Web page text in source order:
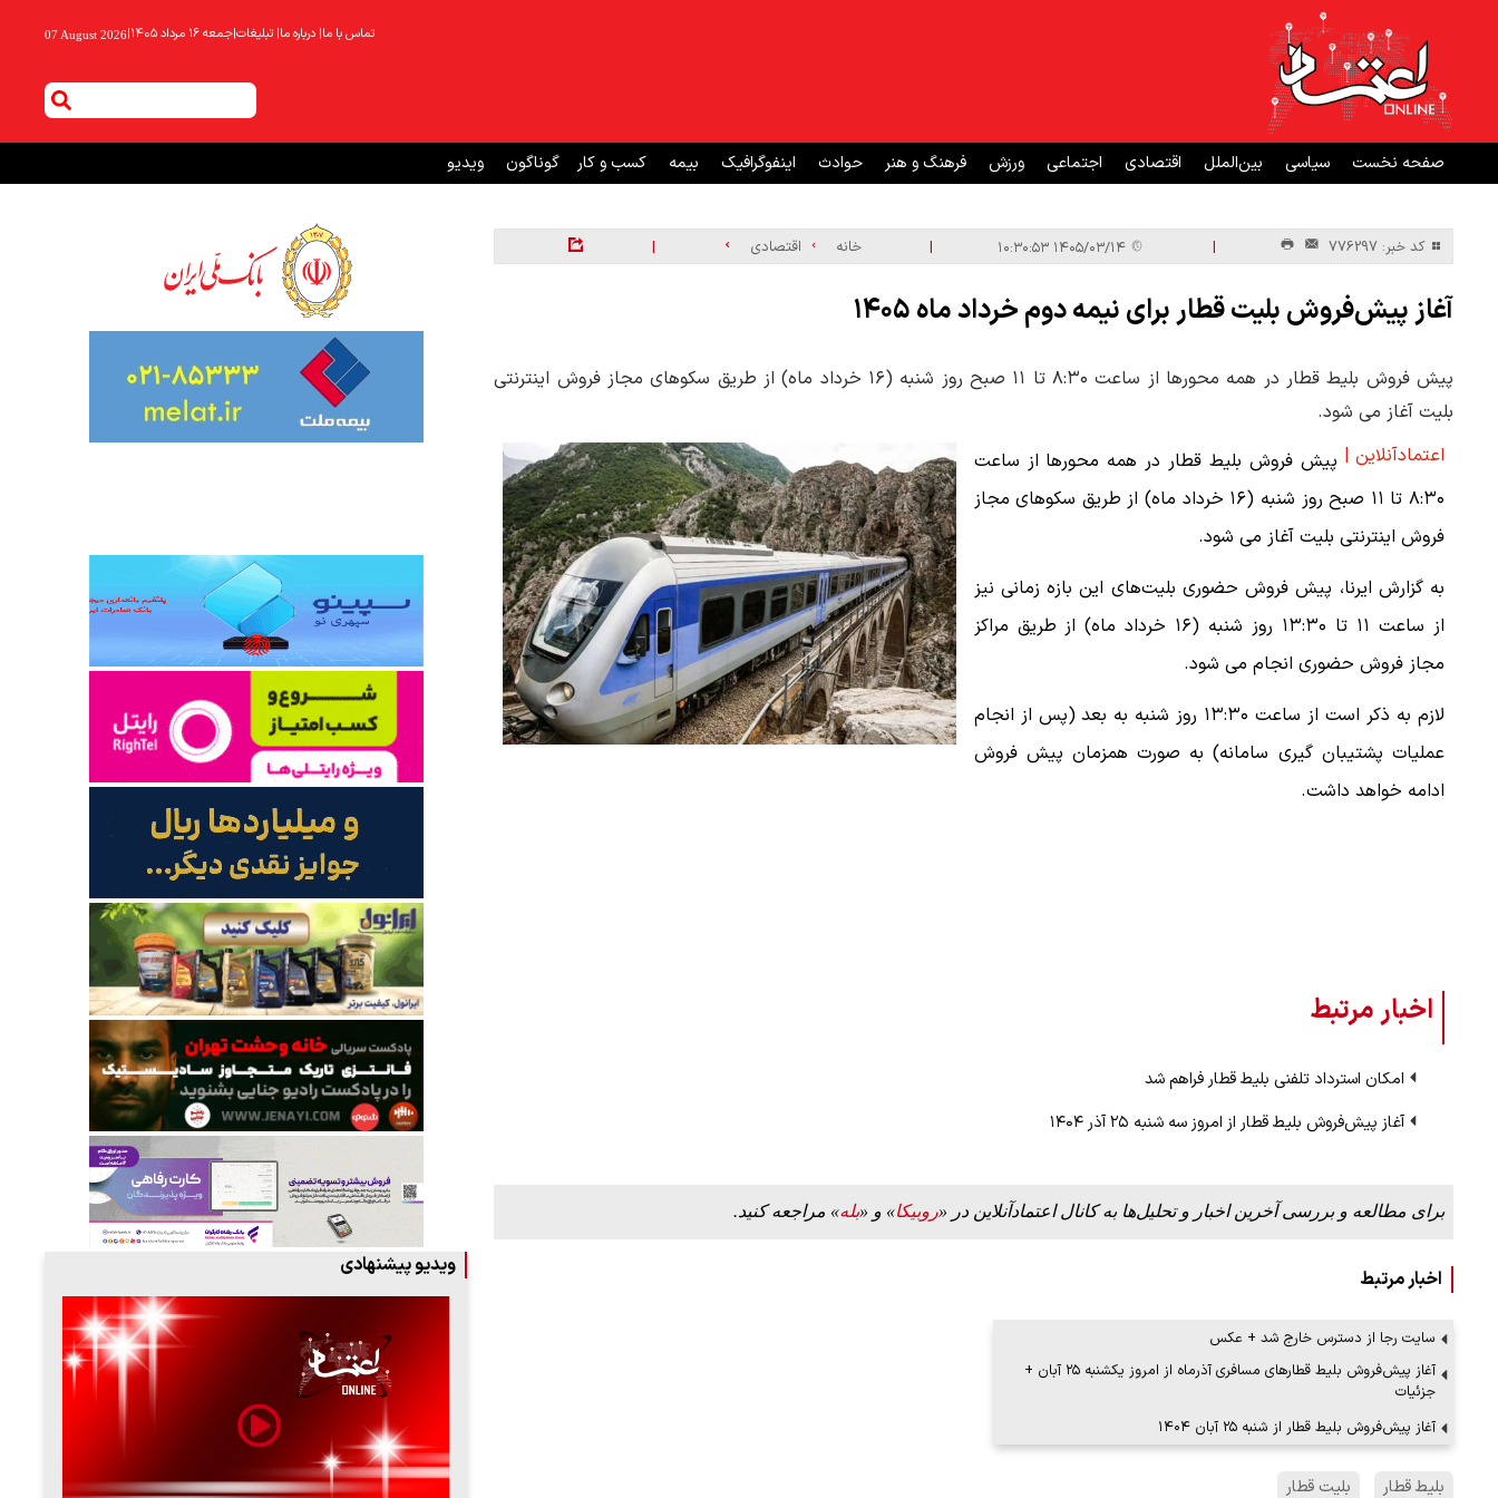
تماس با ما| درباره ما| تبلیغات|جمعه ۱۶ مرداد ۱۴۰۵ |
07 August 2026
صفحه نخست سیاسی بین‌الملل اقتصادی اجتماعی ورزش فرهنگ و هنر حوادث اینفوگرافیک بیمه کسب و کار گوناگون ویدیو
کد خبر: 776297 | ۱۴۰۵/۰۳/۱۴ ۱۰:۳۰:۵۳ | خانه اقتصادی |
آغاز پیش‌فروش بلیت قطار برای نیمه دوم خرداد ماه ۱۴۰۵
پیش فروش بلیط قطار در همه محورها از ساعت ۸:۳۰ تا ۱۱ صبح روز شنبه (۱۶ خرداد ماه) از طریق سکوهای مجاز فروش اینترنتی
بلیت آغاز می شود.
اعتمادآنلاین | پیش فروش بلیط قطار در همه محورها از ساعت
۸:۳۰ تا ۱۱ صبح روز شنبه (۱۶ خرداد ماه) از طریق سکوهای مجاز
فروش اینترنتی بلیت آغاز می شود.
به گزارش ایرنا، پیش فروش حضوری بلیت‌های این بازه زمانی نیز
از ساعت ۱۱ تا ۱۳:۳۰ روز شنبه (۱۶ خرداد ماه) از طریق مراکز
مجاز فروش حضوری انجام می شود.
لازم به ذکر است از ساعت ۱۳:۳۰ روز شنبه به بعد (پس از انجام
عملیات پشتیبان گیری سامانه) به صورت همزمان پیش فروش
ادامه خواهد داشت.
اخبار مرتبط
امکان استرداد تلفنی بلیط قطار فراهم شد
آغاز پیش‌فروش بلیط قطار از امروز سه شنبه ۲۵ آذر ۱۴۰۴
برای مطالعه و بررسی آخرین اخبار و تحلیل‌ها به کانال اعتمادآنلاین در «روبیکا» و «بله» مراجعه کنید.
اخبار مرتبط
سایت رجا از دسترس خارج شد + عکس
آغاز پیش‌فروش بلیط قطارهای مسافری آذرماه از امروز یکشنبه ۲۵ آبان +
جزئیات
آغاز پیش‌فروش بلیط قطار از شنبه ۲۵ آبان ۱۴۰۴
بلیط قطار بلیت قطار
ویدیو پیشنهادی